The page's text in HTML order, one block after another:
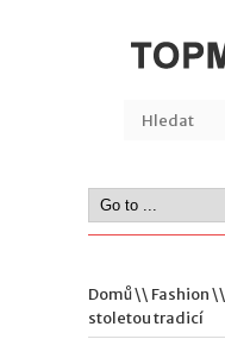
Domů\\ Fashion\\
stoletou tradicí